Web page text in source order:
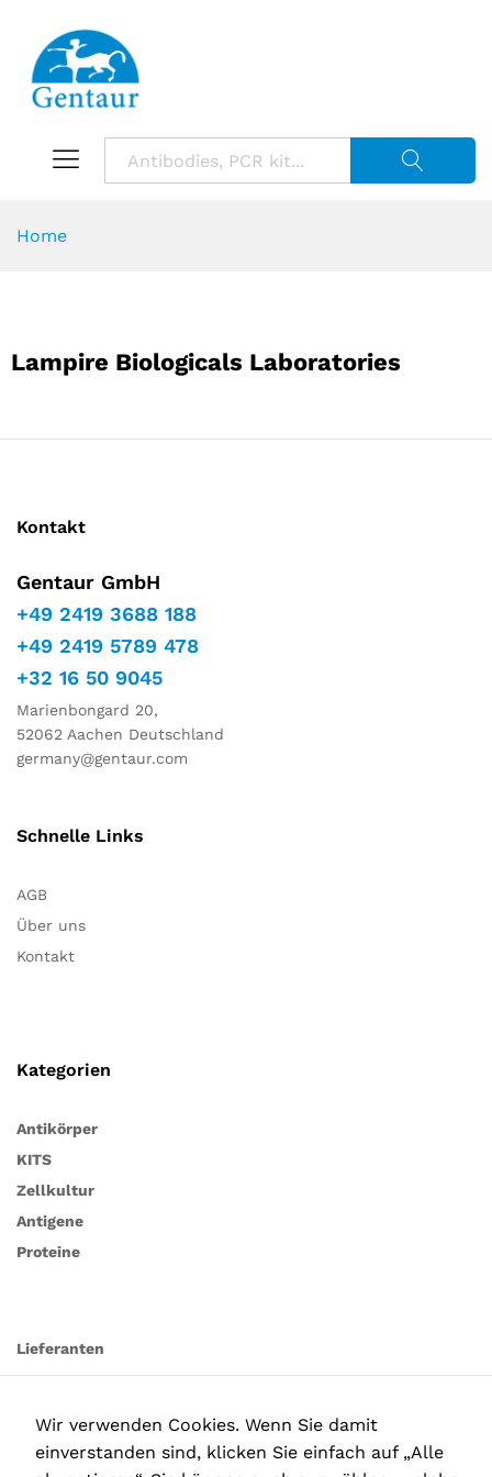
Home
Lampire Biologicals Laboratories
Kontakt
Gentaur GmbH
+49 2419 3688 188
+49 2419 5789 478
+32 16 50 9045
Marienbongard 20,
52062 Aachen Deutschland
germany@gentaur.com
Schnelle Links
AGB
Über uns
Kontakt
Kategorien
Antikörper
KITS
Zellkultur
Antigene
Proteine
Lieferanten
Wir verwenden Cookies. Wenn Sie damit
einverstanden sind, klicken Sie einfach auf „Alle